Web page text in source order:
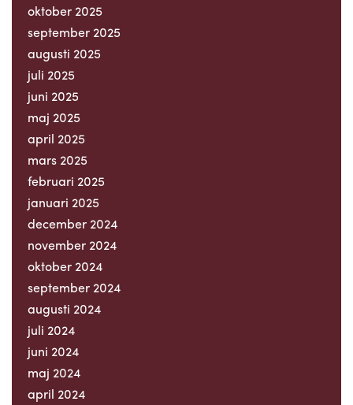
oktober 2025
september 2025
augusti 2025
juli 2025
juni 2025
maj 2025
april 2025
mars 2025
februari 2025
januari 2025
december 2024
november 2024
oktober 2024
september 2024
augusti 2024
juli 2024
juni 2024
maj 2024
april 2024